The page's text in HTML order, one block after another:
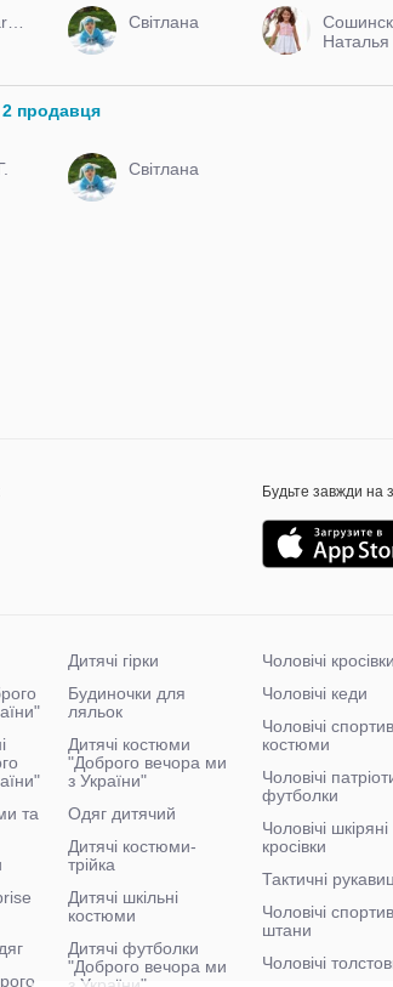
Лілія_Varme.store Світлана
Наталья
продавця
Світлана
Будьте завжди на
та
Дитячі гірки
Будиночки для
ляльок
Дитячі костюми
"Доброго вечора ми
з України"
Одяг дитячий
Дитячі костюми-
трійка
Дитячі шкільні
костюми
Дитячі футболки
"Доброго вечора ми
Чоловічі кросівки
Чоловічі кеди
Чоловічі
костюми
Чоловічі
футболки
Чоловічі шкіряні
кросівки
Тактичні
Чоловічі
штани
Чоловічі